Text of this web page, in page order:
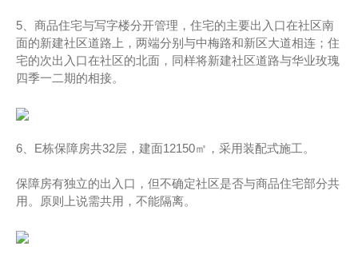
5、商品住宅与写字楼分开管理，住宅的主要出入口在社区南
面的新建社区道路上，两端分别与中梅路和新区大道相连；住
宅的次出入口在社区的北面，同样将新建社区道路与华业玫瑰
四季一二期的相接。
6、E栋保障房共32层，建面12150㎡，采用装配式施工。
保障房有独立的出入口，但不确定社区是否与商品住宅部分共
用。原则上说需共用，不能隔离。